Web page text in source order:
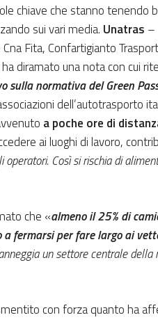
chiave che stanno tenendo
sui vari media. Unatras –
Fita, Confartigianto
diramato una nota con cui
sulla normativa del Green
dell’autotrasporto
a poche ore di
ai luoghi di lavoro,
Così si rischia di
che «almeno il 25% di
fermarsi per fare largo ai
un settore centrale della
con forza quanto ha